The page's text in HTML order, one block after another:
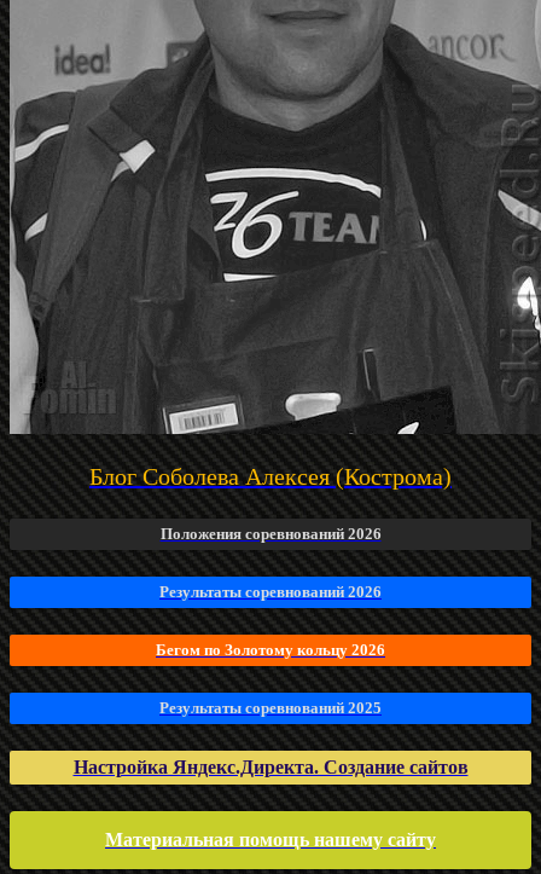
Блог Соболева Алексея (Кострома)
Положения соревнований 2026
Результаты соревнований 2026
Бегом по Золотому кольцу 2026
Результаты соревнований 2025
Настройка Яндекс.Директа. Создание сайтов
Материальная помощь нашему сайту